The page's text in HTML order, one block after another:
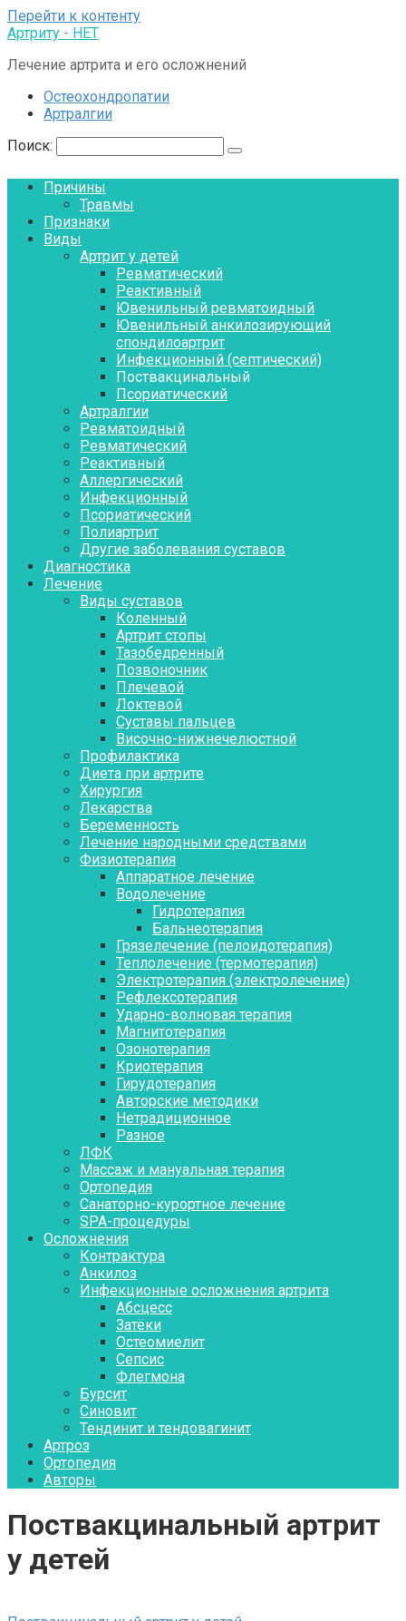
Перейти к контенту
Артриту - НЕТ
Лечение артрита и его осложнений
Остеохондропатии
Артралгии
Поиск:
Причины
Травмы
Признаки
Виды
Артрит у детей
Ревматический
Реактивный
Ювенильный ревматоидный
Ювенильный анкилозирующий
спондилоартрит
Инфекционный (септический)
Поствакцинальный
Псориатический
Артралгии
Ревматоидный
Ревматический
Реактивный
Аллергический
Инфекционный
Псориатический
Полиартрит
Другие заболевания суставов
Диагностика
Лечение
Виды суставов
Коленный
Артрит стопы
Тазобедренный
Позвоночник
Плечевой
Локтевой
Суставы пальцев
Височно-нижнечелюстной
Профилактика
Диета при артрите
Хирургия
Лекарства
Беременность
Лечение народными средствами
Физиотерапия
Аппаратное лечение
Водолечение
Гидротерапия
Бальнеотерапия
Грязелечение (пелоидотерапия)
Теплолечение (термотерапия)
Электротерапия (электролечение)
Рефлексотерапия
Ударно-волновая терапия
Магнитотерапия
Озонотерапия
Криотерапия
Гирудотерапия
Авторские методики
Нетрадиционное
Разное
ЛФК
Массаж и мануальная терапия
Ортопедия
Санаторно-курортное лечение
SPA-процедуры
Осложнения
Контрактура
Aнкилоз
Инфекционные осложнения артрита
Абсцесс
Затёки
Остеомиелит
Сепсис
Флегмона
Бурсит
Синовит
Тендинит и тендовагинит
Артроз
Ортопедия
Авторы
Поствакцинальный артрит
у детей